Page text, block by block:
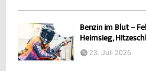
Benzin im Blut –
Heimsieg,
23. Juli 2026